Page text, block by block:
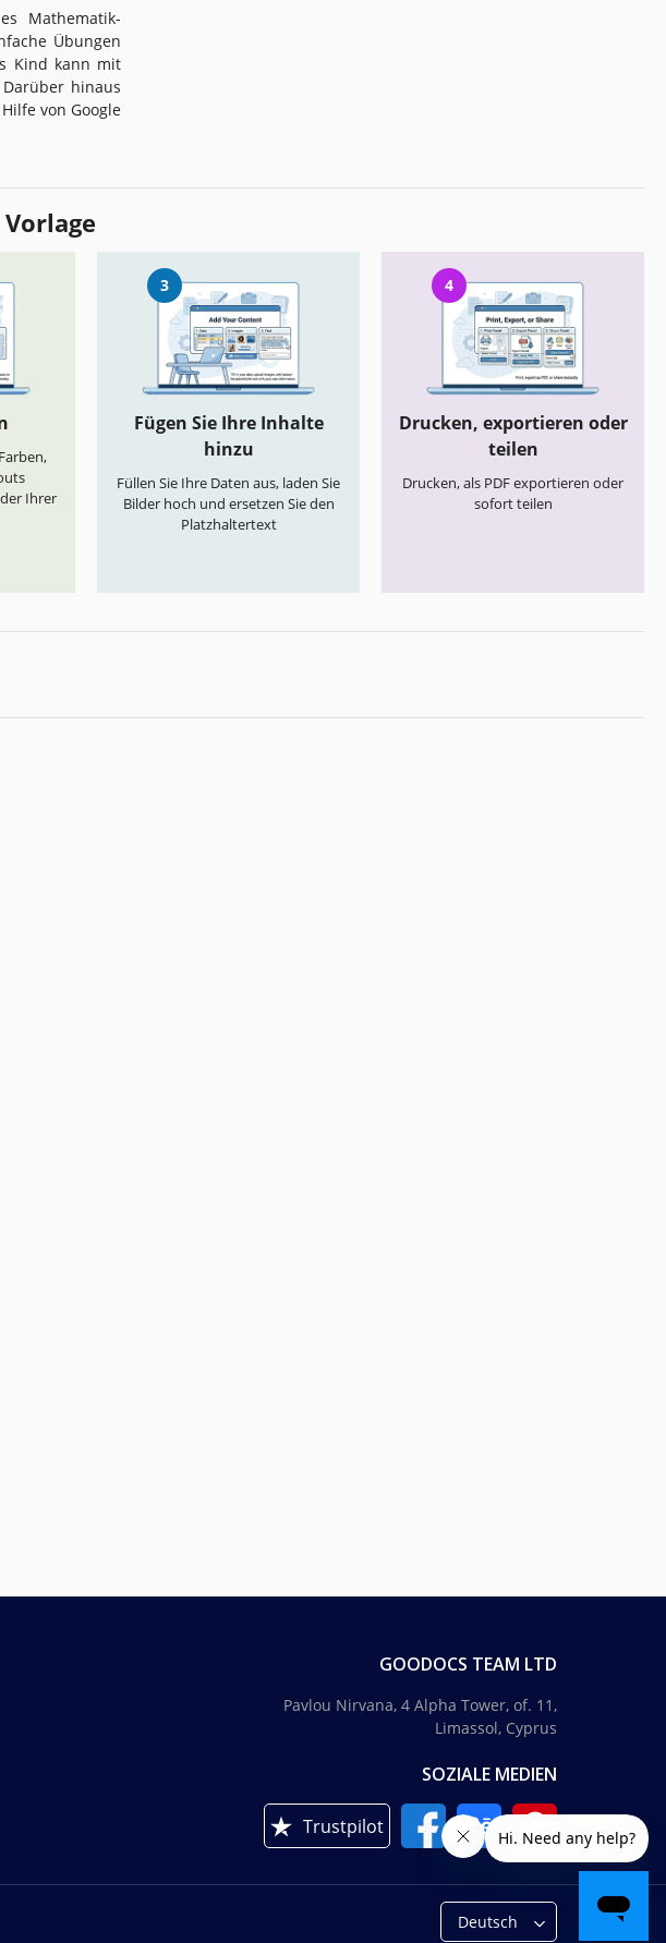
Mathematik-
Übungen
Kind kann mit
hinaus
von Google
Ihrer
3
Fügen Sie Ihre Inhalte
hinzu
Füllen Sie Ihre Daten aus, laden Sie
Bilder hoch und ersetzen Sie den
Platzhaltertext
4
Drucken, exportieren oder
teilen
Drucken, als PDF exportieren oder
sofort teilen
GOODOCS TEAM LTD
Pavlou Nirvana, 4 Alpha Tower, of. 11,
Limassol, Cyprus
SOZIALE MEDIEN
Trustpilot
Deutsch